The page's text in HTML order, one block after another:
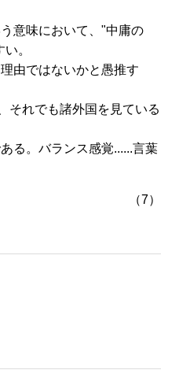
意味において、"中庸の
。
由ではないかと愚推す
それでも諸外国を見ている
る。バランス感覚......言葉
（7）